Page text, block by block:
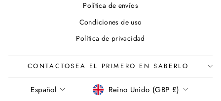
Política de envíos
Condiciones de uso
Política de privacidad
CONTACTOSEA EL PRIMERO EN SABERLO
IDIOMA
Español MONEDA
Reino Unido (GBP £)